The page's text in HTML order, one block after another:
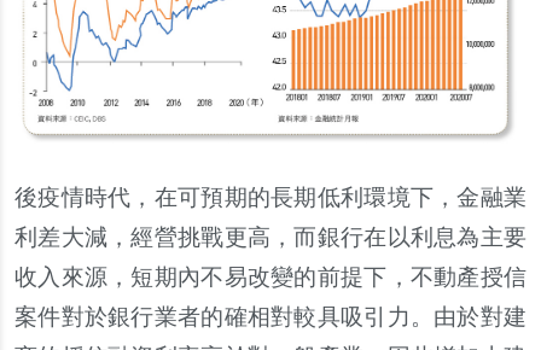
後疫情時代，在可預期的長期低利環境下，金融業
利差大減，經營挑戰更高，而銀行在以利息為主要
收入來源，短期內不易改變的前提下，不動產授信
案件對於銀行業者的確相對較具吸引力。由於對建